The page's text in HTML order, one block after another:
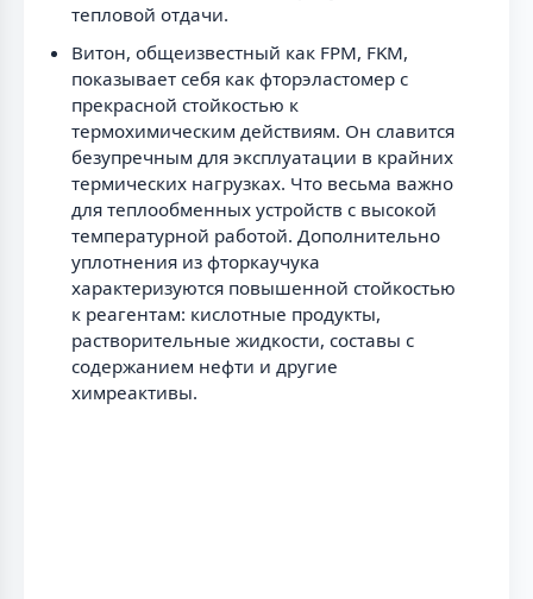
тепловой отдачи.
Витон, общеизвестный как FPM, FKM,
показывает себя как фторэластомер с
прекрасной стойкостью к
термохимическим действиям. Он славится
безупречным для эксплуатации в крайних
термических нагрузках. Что весьма важно
для теплообменных устройств с высокой
температурной работой. Дополнительно
уплотнения из фторкаучука
характеризуются повышенной стойкостью
к реагентам: кислотные продукты,
растворительные жидкости, составы с
содержанием нефти и другие
химреактивы.